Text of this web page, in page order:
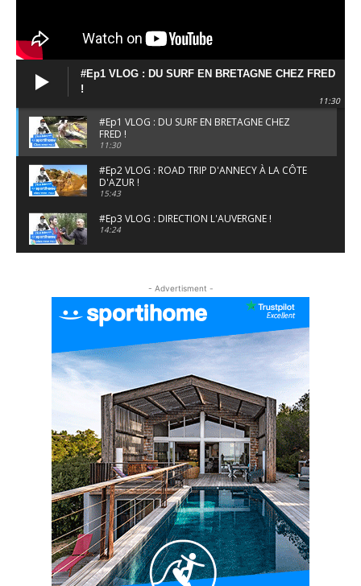
#Ep1 VLOG : DU SURF EN BRETAGNE CHEZ FRED
!
11:30
#Ep1 VLOG : DU SURF EN BRETAGNE CHEZ
FRED !
11:30
#Ep2 VLOG : ROAD TRIP D'ANNECY À LA CÔTE
D'AZUR !
15:43
#Ep3 VLOG : DIRECTION L'AUVERGNE !
14:24
#EP6 VLOG : SKI & RANDONNÉE DANS LES
ALPES
#EP7 VLOG : DE LA RAQUETTE EN PLEIN MILIEU
DU BEAUFORTAIN
04:09
#Ep8 VLOG : DÉCOUVERTE DU VERCORS ET DU
BASSIN GRENOBLOIS !
09:04
#Ep9 VLOG : UN SPORTIHOME CHEZ
SPORTIHOME !
07:21
#Ep10 VLOG : UN SEJOUR SPORTIF PROCHE DE
PARIS !
07:37
#Ep11 VLOG : SÉJOUR AU BORD DE LA SAÔNE
ET AU LAC D’AIGUEBELETTE
05:55
- Advertisment -